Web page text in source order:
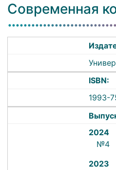
Современная
ISBN:
1993-
2024
№4
2023